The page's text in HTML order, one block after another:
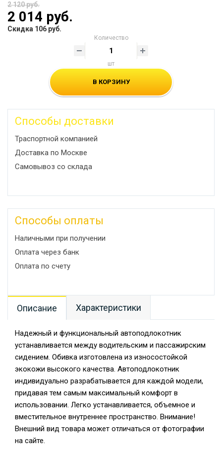
2 120 руб.
2 014 руб.
Скидка 106 руб.
Количество
шт
В КОРЗИНУ
Способы доставки
Траспортной компанией
Доставка по Москве
Самовывоз со склада
Способы оплаты
Наличными при получении
Оплата через банк
Оплата по счету
Описание Характеристики
Надежный и функциональный автоподлокотник
устанавливается между водительским и пассажирским
сидением. Обивка изготовлена из износостойкой
экокожи высокого качества. Автоподлокотник
индивидуально разрабатывается для каждой модели,
придавая тем самым максимальный комфорт в
использовании. Легко устанавливается, объемное и
вместительное внутреннее пространство. Внимание!
Внешний вид товара может отличаться от фотографии
на сайте.